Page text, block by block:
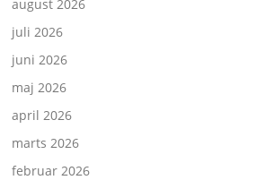
august 2026
juli 2026
juni 2026
maj 2026
april 2026
marts 2026
februar 2026